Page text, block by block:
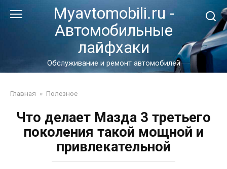
Myavtomobili.ru -
Автомобильные
лайфхаки
Обслуживание и ремонт автомобилей
Главная » Полезное
Что делает Мазда 3 третьего
поколения такой мощной и
привлекательной